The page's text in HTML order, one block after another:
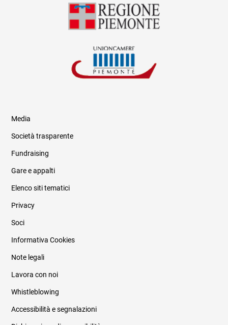
Informazioni legali e trasparenza
Media
Società trasparente
Fundraising
Gare e appalti
Elenco siti tematici
Privacy
Soci
Informativa Cookies
Note legali
Lavora con noi
Whistleblowing
Accessibilità e segnalazioni